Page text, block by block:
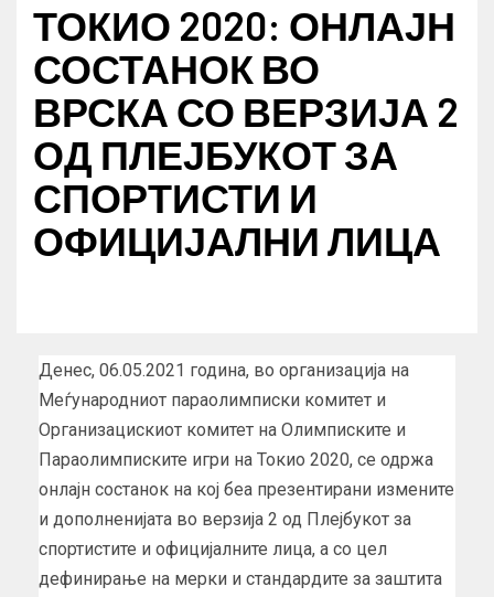
ТОКИО 2020: ОНЛАЈН
СОСТАНОК ВО
ВРСКА СО ВЕРЗИЈА 2
ОД ПЛЕЈБУКОТ ЗА
СПОРТИСТИ И
ОФИЦИЈАЛНИ ЛИЦА
Денес, 06.05.2021 година, во организација на
Меѓународниот параолимписки комитет и
Организацискиот комитет на Олимписките и
Параолимписките игри на Токио 2020, се одржа
онлајн состанок на кој беа презентирани измените
и дополненијата во верзија 2 од Плејбукот за
спортистите и официјалните лица, а со цел
дефинирање на мерки и стандардите за заштита